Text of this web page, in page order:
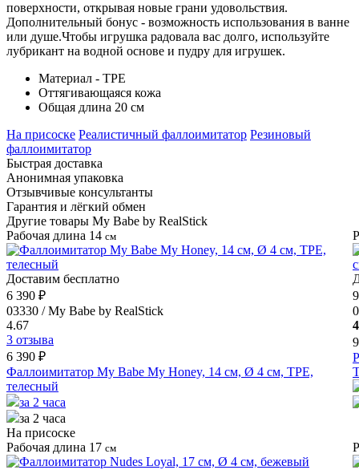
поверхности, открывая новые грани удовольствия.
Дополнительный бонус - возможность использования в ванне
или душе.Чтобы игрушка радовала вас долго, используйте
лубрикант на водной основе и пудру для игрушек.
Материал - TPE
Оттягивающаяся кожа
Общая длина 20 см
На присоске Реалистичный фаллоимитатор Резиновый
фаллоимитатор
Быстрая доставка
Анонимная упаковка
Отзывчивые консультанты
Гарантия и лёгкий обмен
Другие товары My Babe by RealStick
Рабочая длина 14 см
Доставим бесплатно
6 390 ₽
03330 / My Babe by RealStick
4.67
3 отзыва
6 390 ₽
Фаллоимитатор My Babe My Honey, 14 см, Ø 4 см, TPE,
телесный
за 2 часа
за 2 часа
На присоске
Рабочая длина 17 см